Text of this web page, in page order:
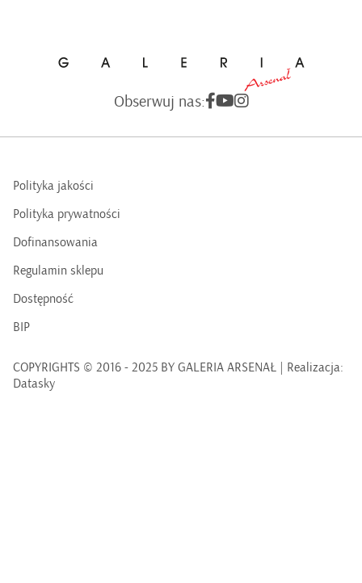
Obserwuj nas:
Polityka jakości
Polityka prywatności
Dofinansowania
Regulamin sklepu
Dostępność
BIP
COPYRIGHTS © 2016 - 2025 BY GALERIA ARSENAŁ | Realizacja:
Datasky